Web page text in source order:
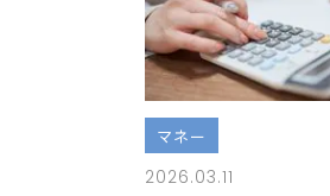
マネー
2026.03.11